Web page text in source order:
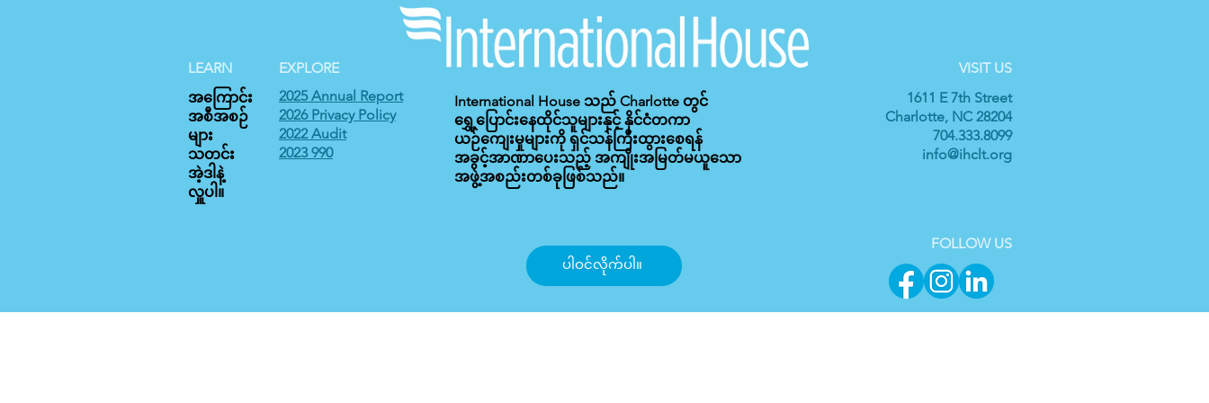
2025 Annual Report
2026 Privacy Policy
2022 Audit
2023 990
LEARN
အကြောင်း
အစီအစဉ်
များ
သတင်း
အဲ့ဒါနဲ့
လှူပါ။
International House သည် Charlotte တွင်
ရွှေ့ပြောင်းနေထိုင်သူများနှင့် နိုင်ငံတကာ
ယဉ်ကျေးမှုများကို ရှင်သန်ကြီးထွားစေရန်
အခွင့်အာဏာပေးသည့် အကျိုးအမြတ်မယူသော
အဖွဲ့အစည်းတစ်ခုဖြစ်သည်။
ပါဝင်လိုက်ပါ။
VISIT US
1611 E 7th Street
Charlotte, NC 28204
704.333.8099
info@ihclt.org
FOLLOW US
EXPLORE